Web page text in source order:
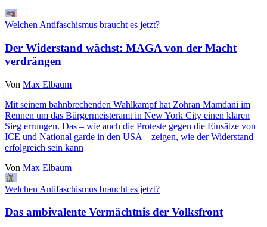
Welchen Antifaschismus braucht es jetzt?
Der Widerstand wächst: MAGA von der Macht
verdrängen
Von Max Elbaum
Mit seinem bahnbrechenden Wahlkampf hat Zohran Mamdani im
Rennen um das Bürgermeisteramt in New York City einen klaren
Sieg errungen. Das – wie auch die Proteste gegen die Einsätze von
ICE und National garde in den USA – zeigen, wie der Widerstand
erfolgreich sein kann
Von Max Elbaum
Welchen Antifaschismus braucht es jetzt?
Das ambivalente Vermächtnis der Volksfront